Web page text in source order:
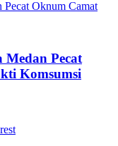
Pecat
Komsumsi